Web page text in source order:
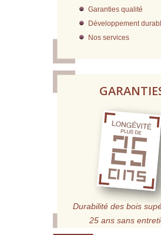
Garanties qualité
Développement
Nos services
Durabilité des bois
25 ans sans